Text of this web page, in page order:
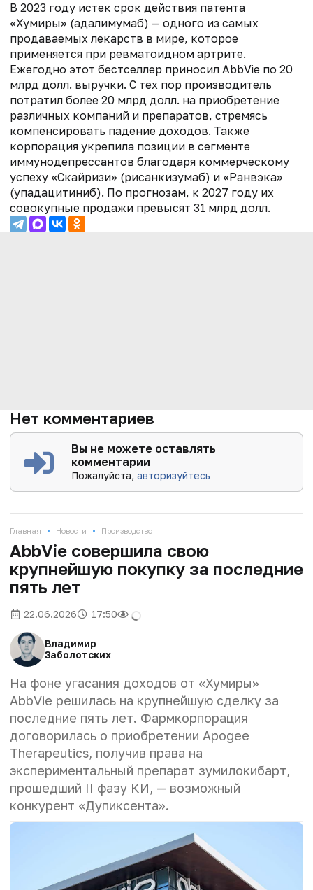
В 2023 году истек срок действия патента
«Хумиры» (адалимумаб) — одного из самых
продаваемых лекарств в мире, которое
применяется при ревматоидном артрите.
Ежегодно этот бестселлер приносил AbbVie по 20
млрд долл. выручки. С тех пор производитель
потратил более 20 млрд долл. на приобретение
различных компаний и препаратов, стремясь
компенсировать падение доходов. Также
корпорация укрепила позиции в сегменте
иммунодепрессантов благодаря коммерческому
успеху «Скайризи» (рисанкизумаб) и «Ранвэка»
(упадацитиниб). По прогнозам, к 2027 году их
совокупные продажи превысят 31 млрд долл.
Нет комментариев
Вы не можете оставлять
комментарии
Пожалуйста,авторизуйтесь
Главная • Новости • Производство
AbbVie совершила свою
крупнейшую покупку за последние
пять лет
22.06.2026 17:50
Владимир
Заболотских
На фоне угасания доходов от «Хумиры»
AbbVie решилась на крупнейшую сделку за
последние пять лет. Фармкорпорация
договорилась о приобретении Apogee
Therapeutics, получив права на
экспериментальный препарат зумилокибарт,
прошедший II фазу КИ, — возможный
конкурент «Дупиксента».